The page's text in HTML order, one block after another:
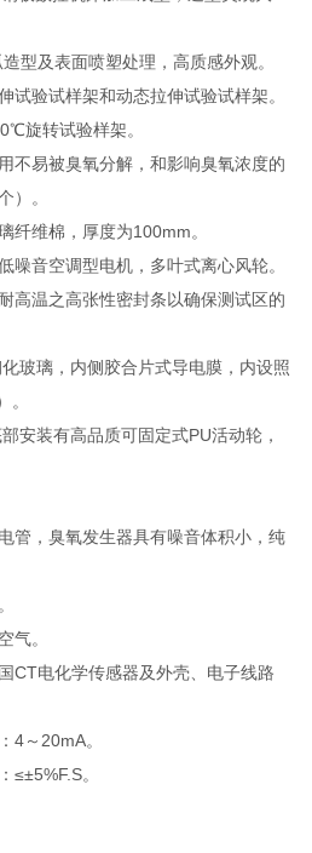
型及表面喷塑处理，高质感外观。
试验试样架和动态拉伸试验试样架。
旋转试验样架。
不易被臭氧分解，和影响臭氧浓度的
）。
纤维棉，厚度为100mm。
噪音空调型电机，多叶式离心风轮。
高温之高张性密封条以确保测试区的
玻璃，内侧胶合片式导电膜，内设照
。
安装有高品质可固定式PU活动轮，
管，臭氧发生器具有噪音体积小，纯
气。
CT电化学传感器及外壳、电子线路
4～20mA。
≤±5%F.S。